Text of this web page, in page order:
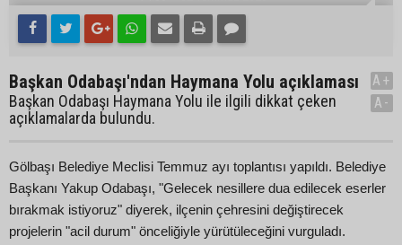
Başkan Odabaşı'ndan Haymana Yolu açıklaması
Başkan Odabaşı Haymana Yolu ile ilgili dikkat çeken
açıklamalarda bulundu.
A+
A-
Gölbaşı Belediye Meclisi Temmuz ayı toplantısı yapıldı. Belediye
Başkanı Yakup Odabaşı, "Gelecek nesillere dua edilecek eserler
bırakmak istiyoruz" diyerek, ilçenin çehresini değiştirecek
projelerin "acil durum" önceliğiyle yürütüleceğini vurguladı.